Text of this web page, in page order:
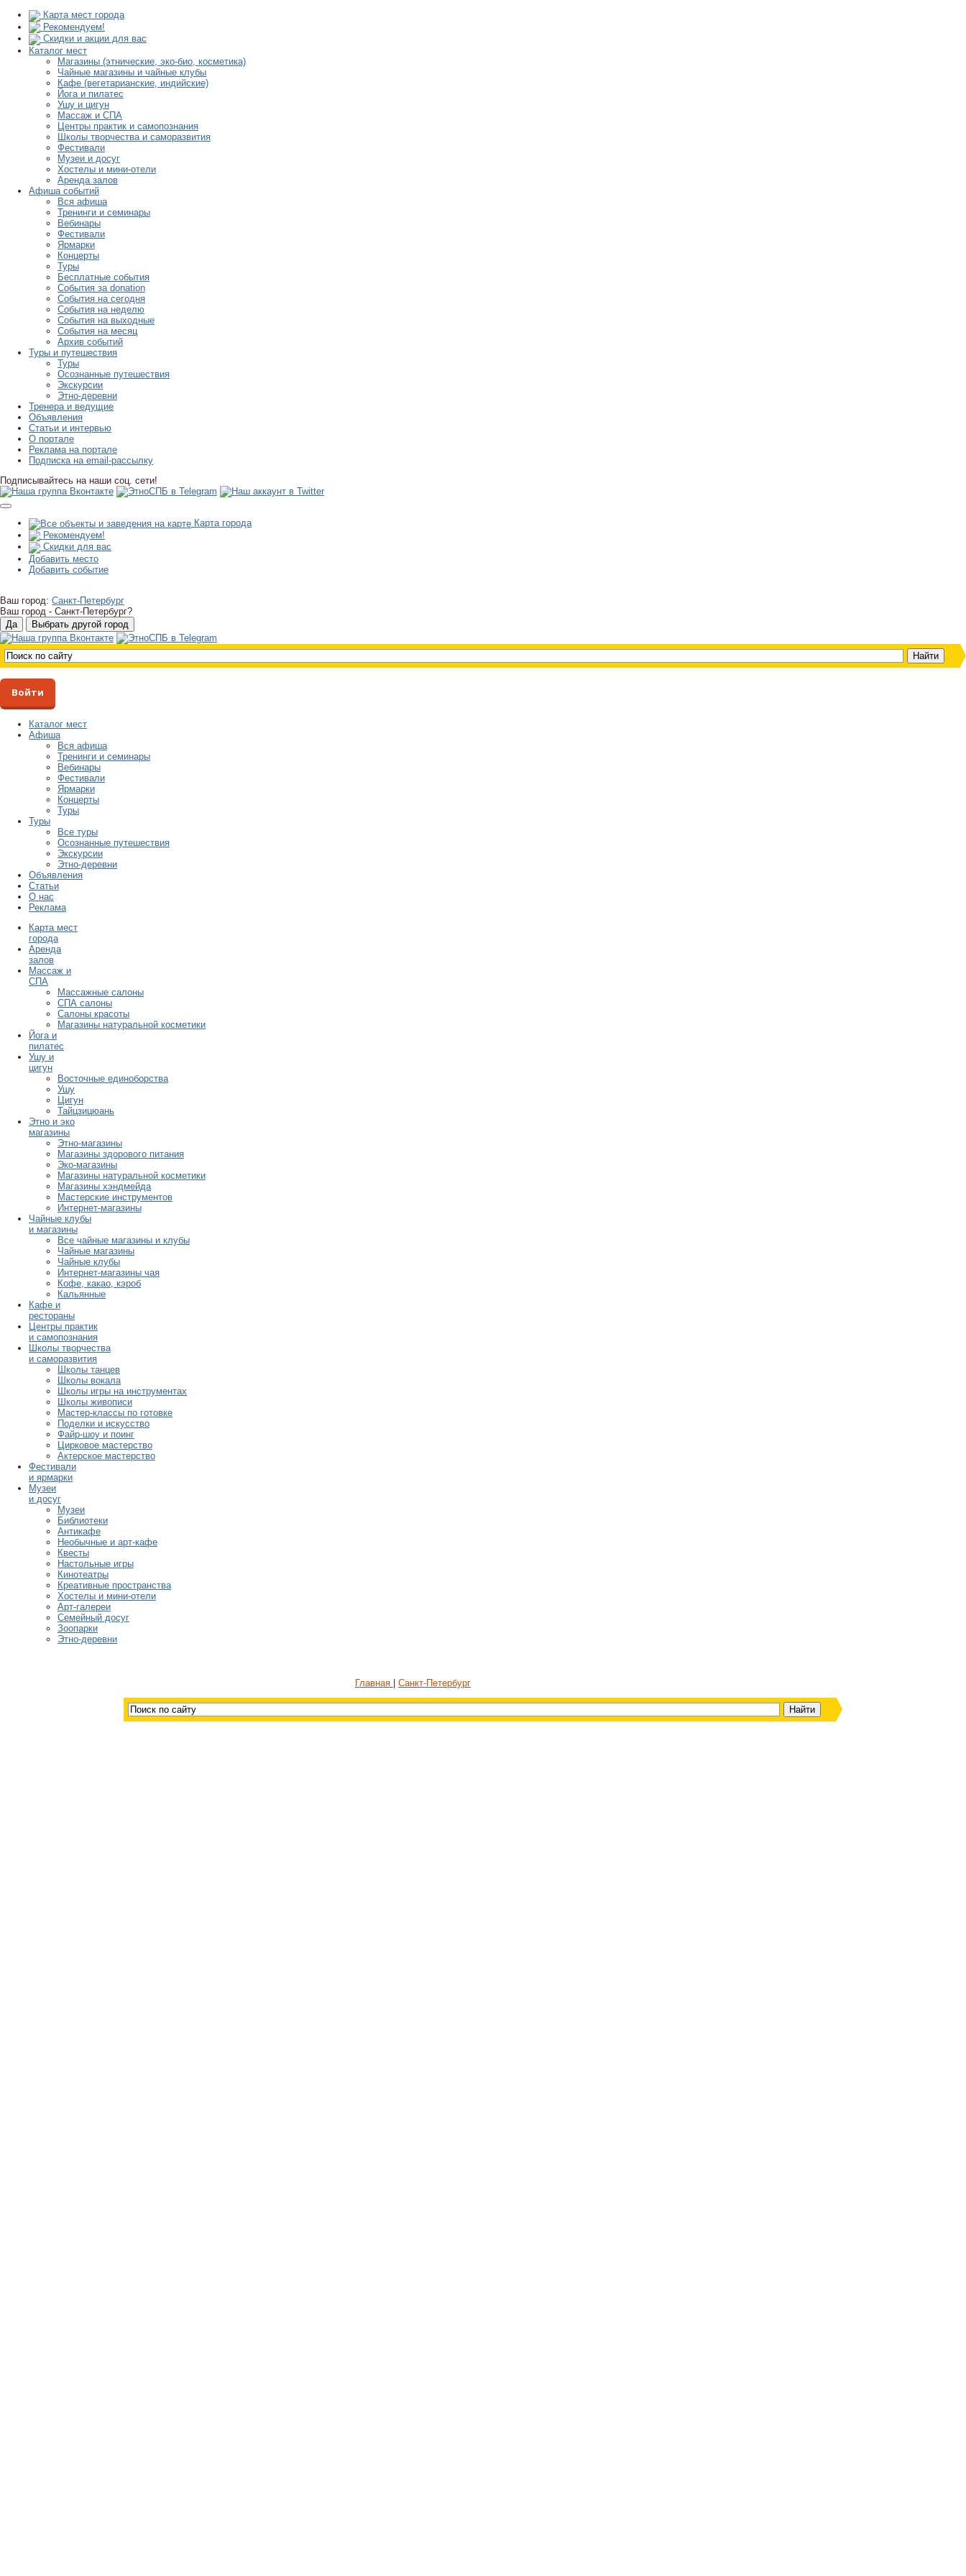
Карта мест города
Рекомендуем!
Скидки и акции для вас
Каталог мест
Магазины (этнические, эко-био, косметика)
Чайные магазины и чайные клубы
Кафе (вегетарианские, индийские)
Йога и пилатес
Ушу и цигун
Массаж и СПА
Центры практик и самопознания
Школы творчества и саморазвития
Фестивали
Музеи и досуг
Хостелы и мини-отели
Аренда залов
Афиша событий
Вся афиша
Тренинги и семинары
Вебинары
Фестивали
Ярмарки
Концерты
Туры
Бесплатные события
События за donation
События на сегодня
События на неделю
События на выходные
События на месяц
Архив событий
Туры и путешествия
Туры
Осознанные путешествия
Экскурсии
Этно-деревни
Тренера и ведущие
Объявления
Статьи и интервью
О портале
Реклама на портале
Подписка на email-рассылку
Подписывайтесь на наши соц. сети!
Карта города
Рекомендуем!
Скидки для вас
Добавить место
Добавить событие
Ваш город: Санкт-Петербург
Ваш город - Санкт-Петербург?
Войти
Каталог мест
Афиша
Вся афиша
Тренинги и семинары
Вебинары
Фестивали
Ярмарки
Концерты
Туры
Туры
Все туры
Осознанные путешествия
Экскурсии
Этно-деревни
Объявления
Статьи
О нас
Реклама
Карта мест
города
Аренда
залов
Массаж и
СПА
Массажные салоны
СПА салоны
Салоны красоты
Магазины натуральной косметики
Йога и
пилатес
Ушу и
цигун
Восточные единоборства
Ушу
Цигун
Тайцзицюань
Этно и эко
магазины
Этно-магазины
Магазины здорового питания
Эко-магазины
Магазины натуральной косметики
Магазины хэндмейда
Мастерские инструментов
Интернет-магазины
Чайные клубы
и магазины
Все чайные магазины и клубы
Чайные магазины
Чайные клубы
Интернет-магазины чая
Кофе, какао, кэроб
Кальянные
Кафе и
рестораны
Центры практик
и самопознания
Школы творчества
и саморазвития
Школы танцев
Школы вокала
Школы игры на инструментах
Школы живописи
Мастер-классы по готовке
Поделки и искусство
Файр-шоу и поинг
Цирковое мастерство
Актерское мастерство
Фестивали
и ярмарки
Музеи
и досуг
Музеи
Библиотеки
Антикафе
Необычные и арт-кафе
Квесты
Настольные игры
Кинотеатры
Креативные пространства
Хостелы и мини-отели
Арт-галереи
Семейный досуг
Зоопарки
Этно-деревни
Главная Санкт-Петербург